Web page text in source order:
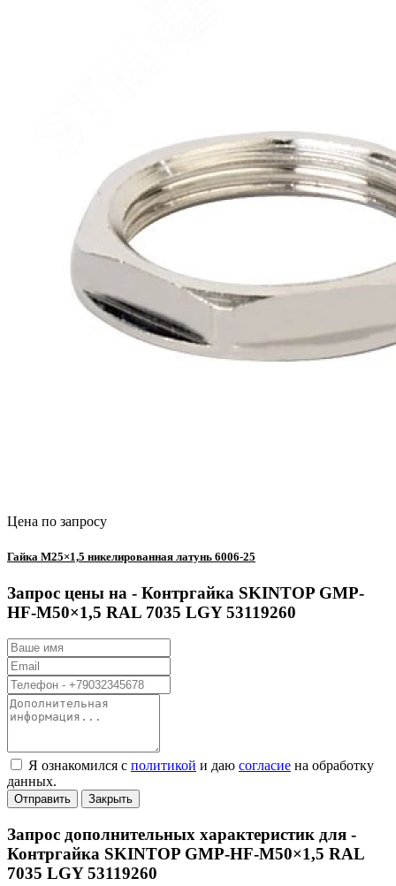
Цена по запросу
Гайка М25×1,5 никелированная латунь 6006-25
Запрос цены на - Контргайка SKINTOP GMP-
HF-M50×1,5 RAL 7035 LGY 53119260
Я ознакомился с политикой и даю согласие на обработку
данных.
Отправить Закрыть
Запрос дополнительных характеристик для -
Контргайка SKINTOP GMP-HF-M50×1,5 RAL
7035 LGY 53119260